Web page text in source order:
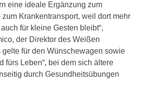
eine ideale Ergänzung zum
Krankentransport, weil dort mehr
für kleine Gesten bleibt“,
der Direktor des Weißen
gelte für den Wünschewagen sowie
fürs Leben“, bei dem sich ältere
durch Gesundheitsübungen